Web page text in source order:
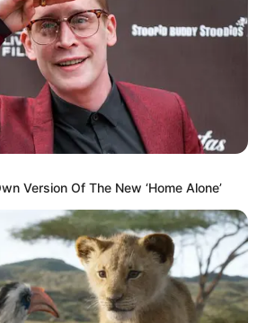
Version Of The New ‘Home Alone’